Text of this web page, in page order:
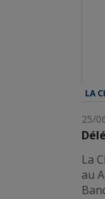
LA
25/
La
au